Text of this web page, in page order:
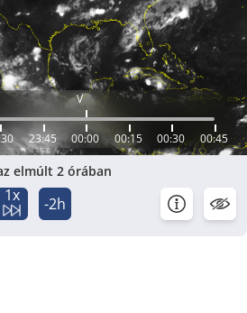
V
23:45 00:00 00:15 00:30 00:45
elmúlt 2 órában
1x -2h